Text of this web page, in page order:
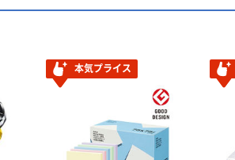
本気プライス